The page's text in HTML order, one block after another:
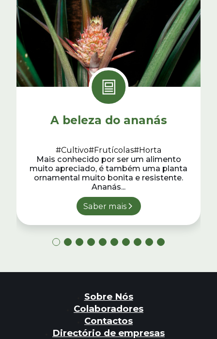
A beleza do ananás
#Cultivo#Frutícolas#Horta
Mais conhecido por ser um alimento
muito apreciado, é também uma planta
ornamental muito bonita e resistente.
Ananás...
Saber mais
Sobre Nós
Colaboradores
Contactos
Directório de empresas